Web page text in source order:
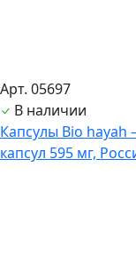
Арт. 05697
В наличии
Капсулы Bio hayah
капсул 595 мг,